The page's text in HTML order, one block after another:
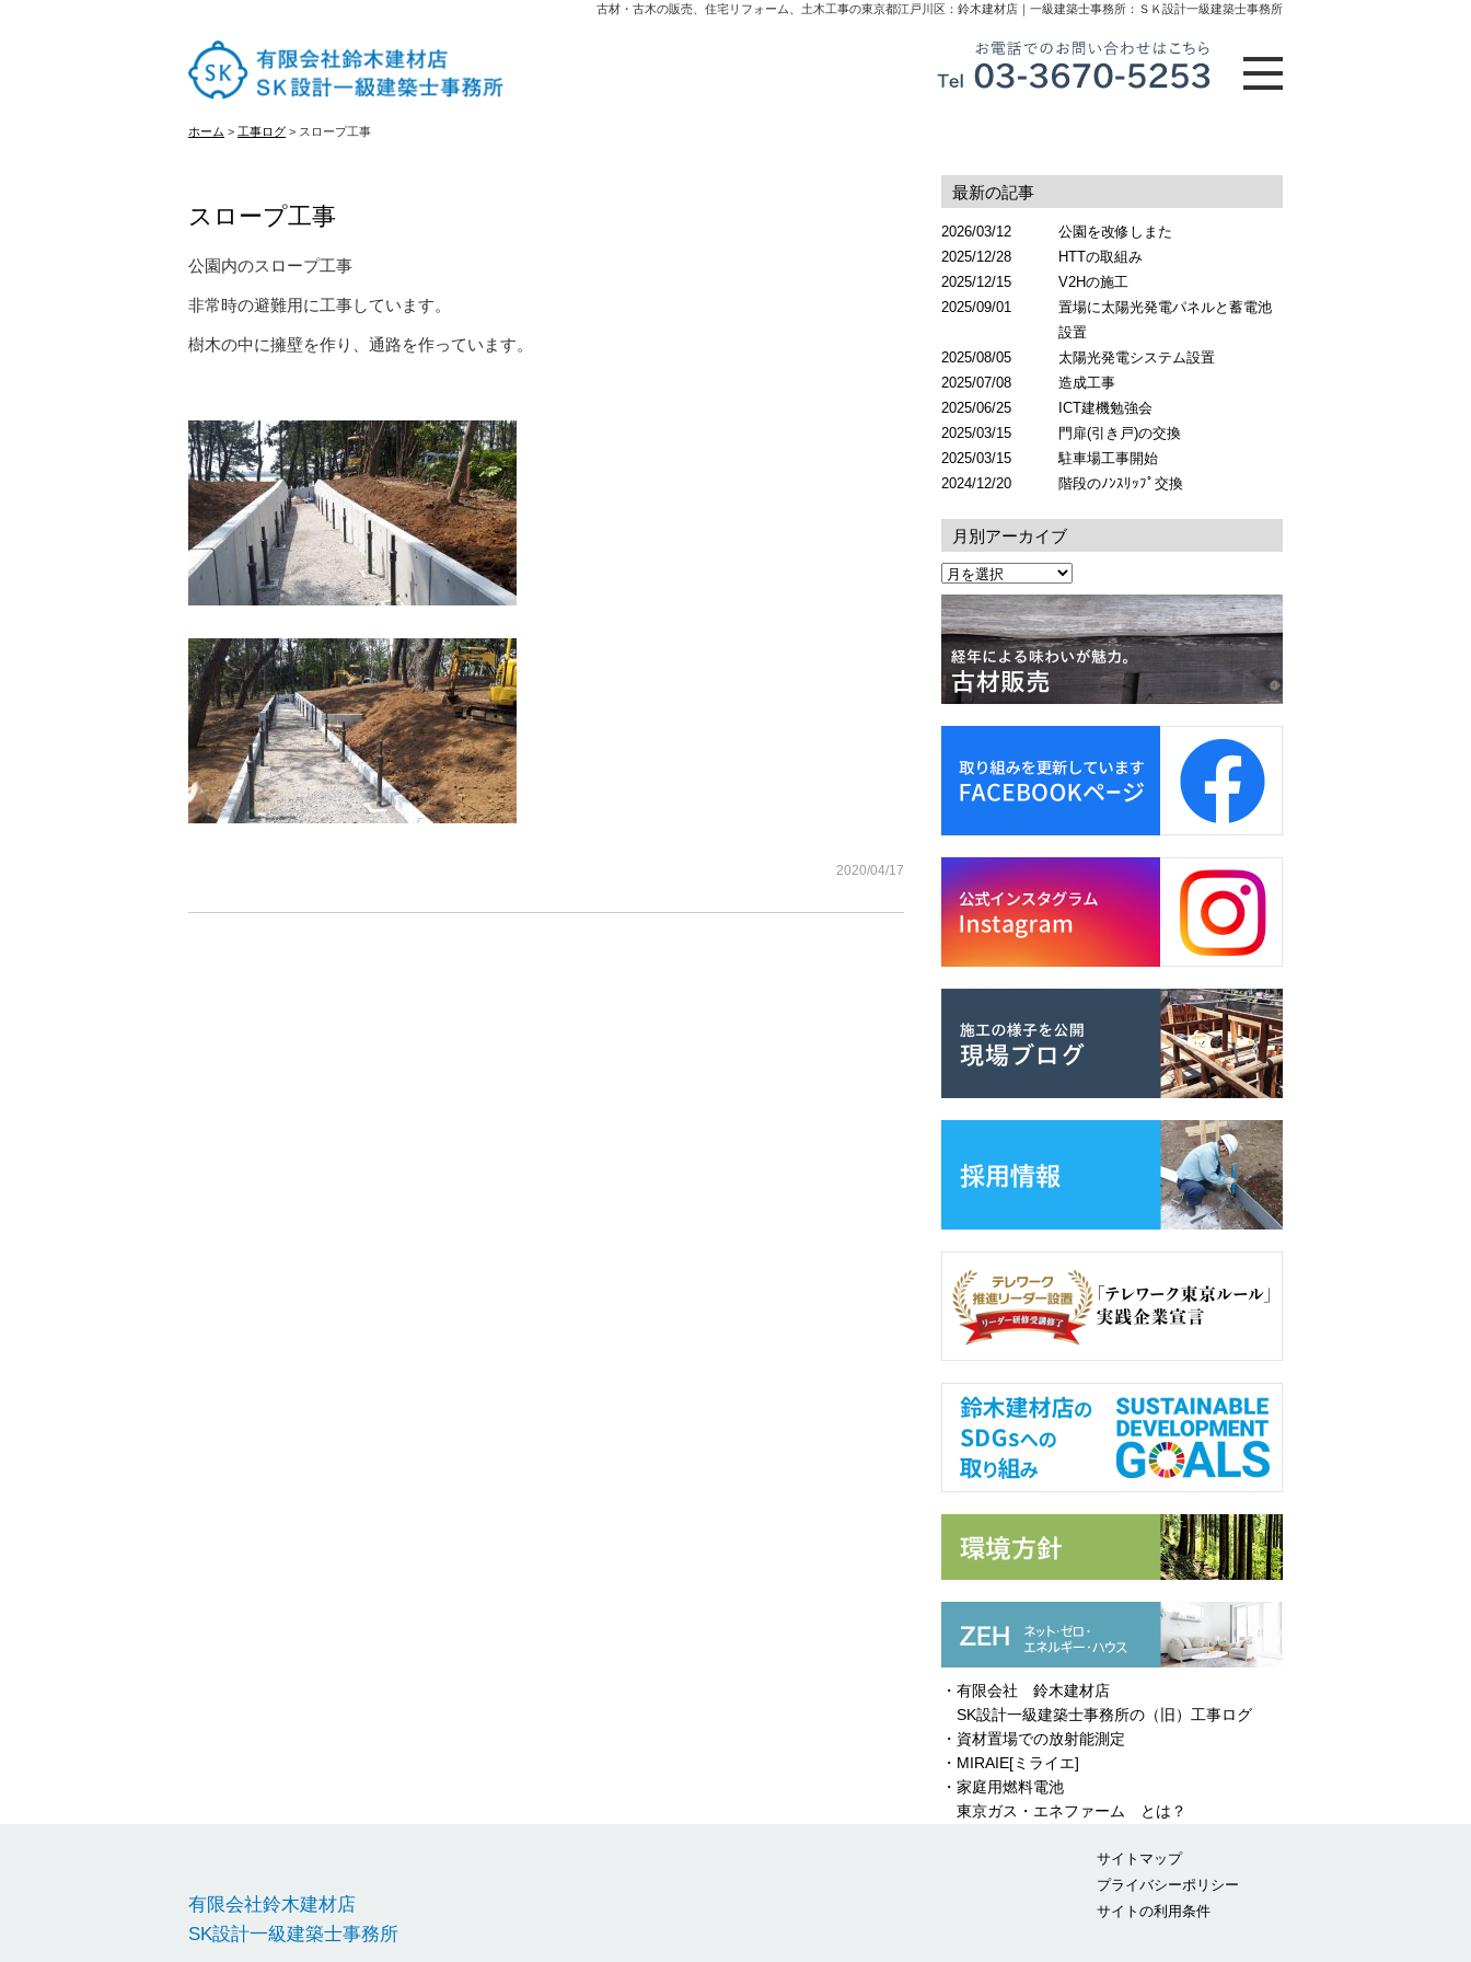
古材・古木の販売、住宅リフォーム、土木工事の東京都江戸川区：鈴木建材店｜一級建築士事務所：ＳＫ設計一級建築士事務所
ホーム > 工事ログ > スロープ工事
スロープ工事
公園内のスロープ工事
非常時の避難用に工事しています。
樹木の中に擁壁を作り、通路を作っています。
2020/04/17
最新の記事
2026/03/12
公園を改修しまた
2025/12/28
HTTの取組み
2025/12/15
V2Hの施工
2025/09/01
置場に太陽光発電パネルと蓄電池
設置
2025/08/05
太陽光発電システム設置
2025/07/08
造成工事
2025/06/25
ICT建機勉強会
2025/03/15
門扉(引き戸)の交換
2025/03/15
駐車場工事開始
2024/12/20
階段のﾉﾝｽﾘｯﾌﾟ交換
月別アーカイブ
・有限会社 鈴木建材店
SK設計一級建築士事務所の（旧）工事ログ
・資材置場での放射能測定
・MIRAIE[ミライエ]
・家庭用燃料電池
東京ガス・エネファーム とは？
有限会社鈴木建材店
SK設計一級建築士事務所
サイトマップ
プライバシーポリシー
サイトの利用条件